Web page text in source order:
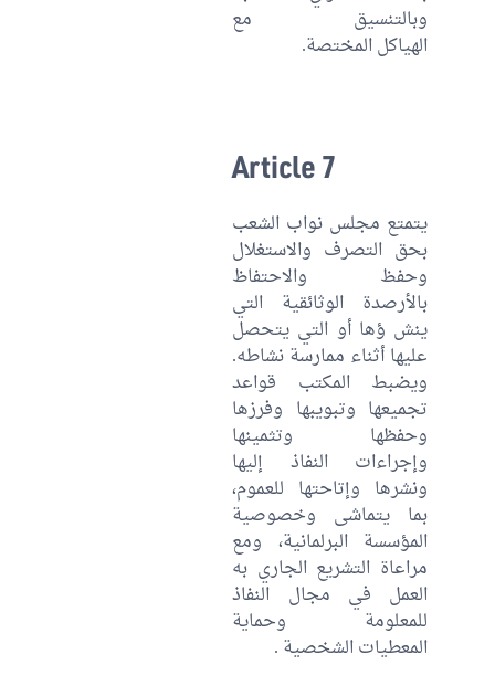
وبالتنسيق مع
الهياكل المختصة.
Article 7
يتمتع مجلس نواب الشعب
بحق التصرف والاستغلال
وحفظ والاحتفاظ
بالأرصدة الوثائقية التي
ينش ؤها أو التي يتحصل
عليها أثناء ممارسة نشاطه.
ويضبط المكتب قواعد
تجميعها وتبويبها وفرزها
وحفظها وتثمينها
وإجراءات النفاذ إليها
ونشرها وإتاحتها للعموم،
بما يتماشى وخصوصية
المؤسسة البرلمانية، ومع
مراعاة التشريع الجاري به
العمل في مجال النفاذ
للمعلومة وحماية
المعطيات الشخصية .